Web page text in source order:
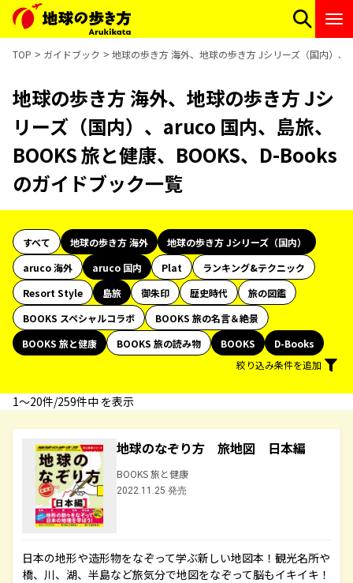
TOP ガイドブック 地球の歩き方 海外、地球の歩き方 Jシリーズ（国内）
地球の歩き方 海外、地球の歩き方 Jシ
リーズ（国内）、aruco 国内、島旅、
BOOKS 旅と健康、BOOKS、D-Books
のガイドブック一覧
すべて 地球の歩き方 海外
地球の歩き方 Jシリーズ（国内）
aruco 海外
aruco 国内 Plat
ランキング&テクニック
Resort Style
島旅 御朱印 歴史時代
旅の図鑑
BOOKS スペシャルコラボ
BOOKS 旅の名言＆絶景
BOOKS 旅と健康
BOOKS 旅の読み物 BOOKS
D-Books
絞り込み条件を追加
1〜20件/259件中 を表示
地球のなぞり方 旅地図 日本編
BOOKS 旅と健康
2022.11.25 発売
日本の地形や造形物をなぞって学ぶ新しい地図本！観光名所や
橋、川、湖、半島など旅気分で地図をなぞって脳もイキイキ！